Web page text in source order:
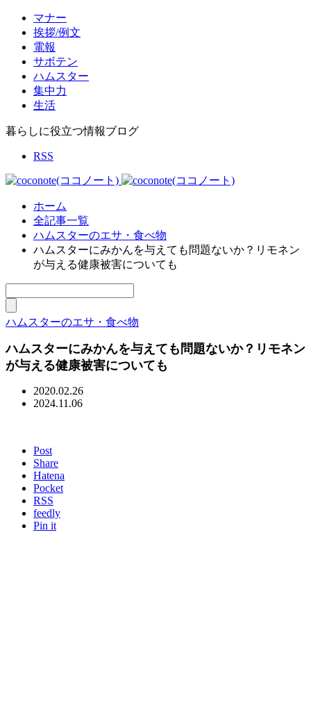
マナー
挨拶/例文
電報
サボテン
ハムスター
集中力
生活
暮らしに役立つ情報ブログ
RSS
ホーム
全記事一覧
ハムスターのエサ・食べ物
ハムスターにみかんを与えても問題ないか？リモネン
が与える健康被害についても
ハムスターのエサ・食べ物
ハムスターにみかんを与えても問題ないか？リモネン
が与える健康被害についても
2020.02.26
2024.11.06
Post
Share
Hatena
Pocket
RSS
feedly
Pin it